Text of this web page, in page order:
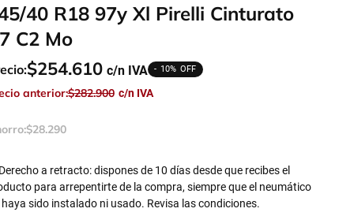
40 R18 97y Xl Pirelli Cinturato
C2 Mo
$254.610 10%
anterior:$282.900
$28.290
a retracto: dispones de 10 días desde que recibes el
para arrepentirte de la compra, siempre que el neumático
sido instalado ni usado. Revisa las condiciones.